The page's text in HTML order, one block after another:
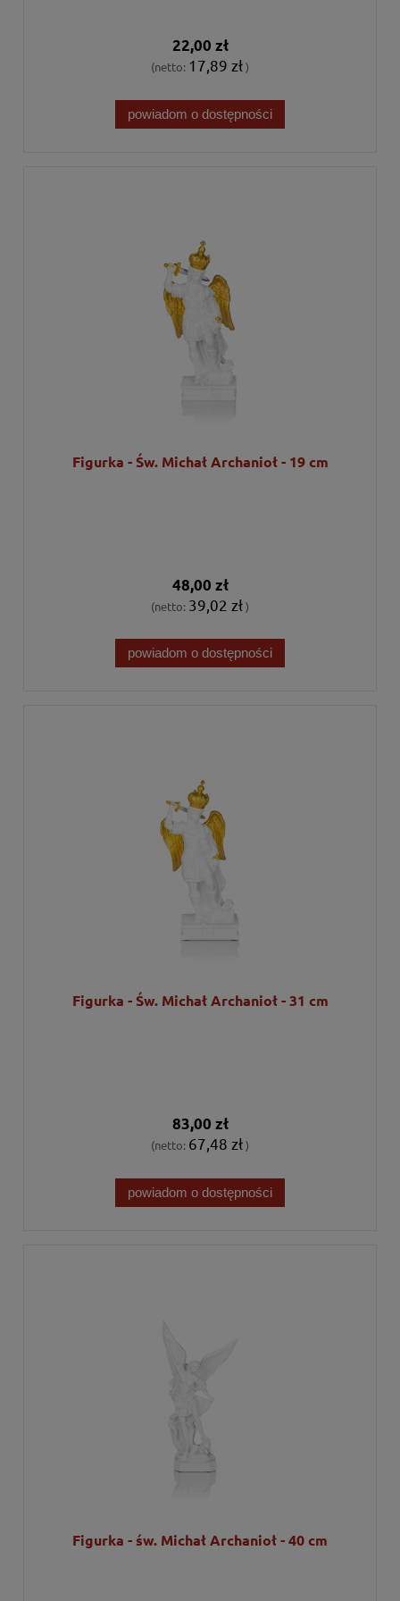
22,00 zł
(netto: 17,89 zł)
powiadom o dostępności
Figurka - Św. Michał Archanioł - 19 cm
48,00 zł
(netto: 39,02 zł)
powiadom o dostępności
Figurka - Św. Michał Archanioł - 31 cm
83,00 zł
(netto: 67,48 zł)
powiadom o dostępności
Figurka - św. Michał Archanioł - 40 cm